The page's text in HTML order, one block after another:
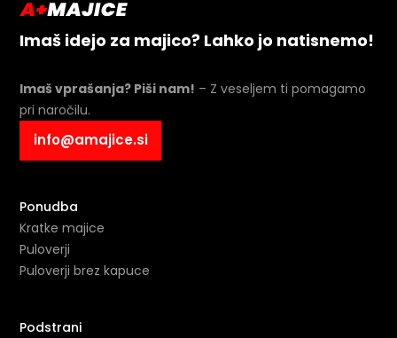
Imaš idejo za majico? Lahko jo natisnemo!
Imaš vprašanja? Piši nam! – Z veseljem ti pomagamo
pri naročilu.
info@amajice.si
Ponudba
Kratke majice
Puloverji
Puloverji brez kapuce
Podstrani